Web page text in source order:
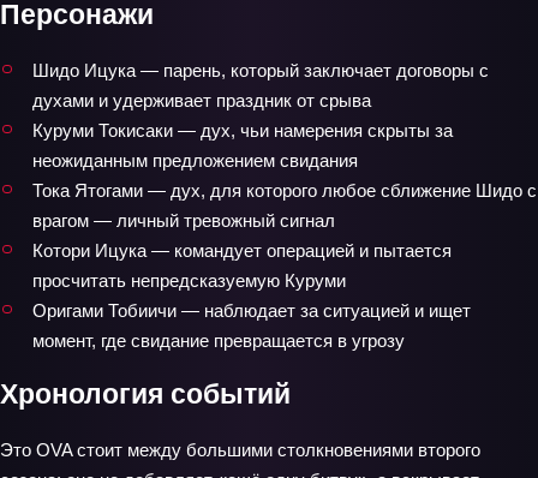
Персонажи
Шидо Ицука — парень, который заключает договоры с
духами и удерживает праздник от срыва
Куруми Токисаки — дух, чьи намерения скрыты за
неожиданным предложением свидания
Тока Ятогами — дух, для которого любое сближение Шидо с
врагом — личный тревожный сигнал
Котори Ицука — командует операцией и пытается
просчитать непредсказуемую Куруми
Оригами Тобиичи — наблюдает за ситуацией и ищет
момент, где свидание превращается в угрозу
Хронология событий
Это OVA стоит между большими столкновениями второго